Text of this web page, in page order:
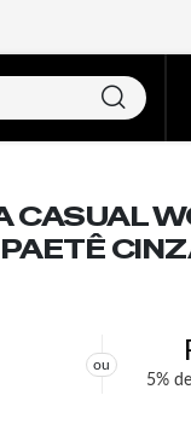
CASUAL
ou
5%